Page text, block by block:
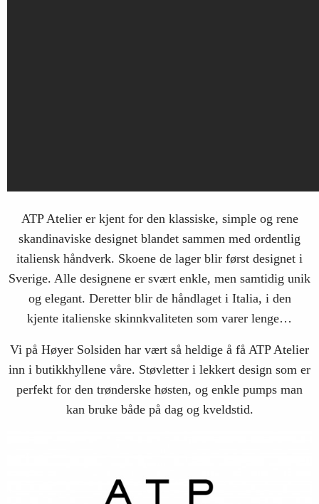
ATP Atelier er kjent for den klassiske, simple og rene
skandinaviske designet blandet sammen med ordentlig
italiensk håndverk. Skoene de lager blir først designet i
Sverige. Alle designene er svært enkle, men samtidig unik
og elegant. Deretter blir de håndlaget i Italia, i den
kjente italienske skinnkvaliteten som varer lenge…
Vi på Høyer Solsiden har vært så heldige å få ATP Atelier
inn i butikkhyllene våre. Støvletter i lekkert design som er
perfekt for den trønderske høsten, og enkle pumps man
kan bruke både på dag og kveldstid.